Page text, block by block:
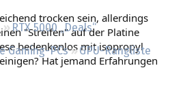
RTX 5000 „Deals“
Gaming-PCs
GPU-Rangliste
trocken sein, allerdings
"Streifen" auf der Platine
bedenkenlos mit isopropyl
Hat jemand Erfahrungen